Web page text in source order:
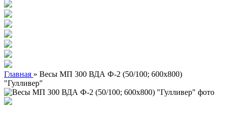
Главная » Весы МП 300 ВДА Ф-2 (50/100; 600х800)
"Гулливер"